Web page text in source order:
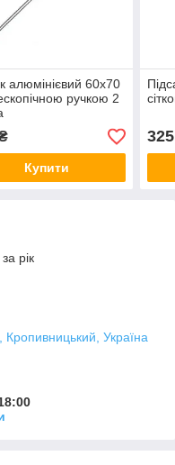
алюмінієвий 60х70
ручкою 2
Купити
325
рік
Україна